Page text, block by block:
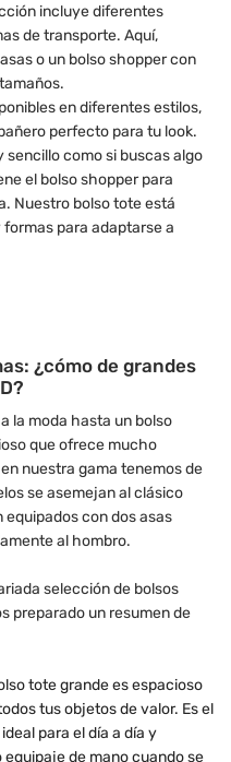
incluye diferentes
de transporte. Aquí,
o un bolso shopper con
en diferentes estilos,
perfecto para tu look.
sencillo como si buscas algo
el bolso shopper para
Nuestro bolso tote está
para adaptarse a
¿cómo de grandes
la moda hasta un bolso
que ofrece mucho
nuestra gama tenemos de
se asemejan al clásico
con dos asas
al hombro.
selección de bolsos
preparado un resumen de
tote grande es espacioso
tus objetos de valor. Es el
para el día a día y
de mano cuando se